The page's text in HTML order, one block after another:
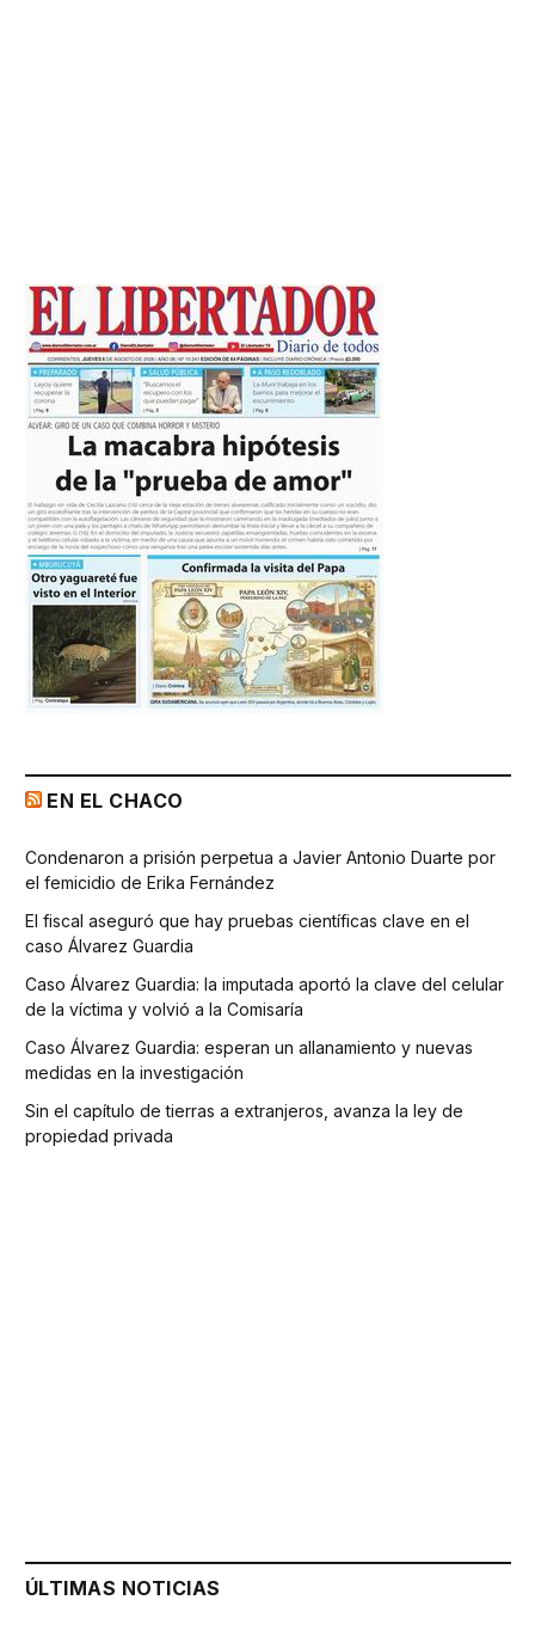
EN EL CHACO
Condenaron a prisión perpetua a Javier Antonio Duarte por
el femicidio de Erika Fernández
El fiscal aseguró que hay pruebas científicas clave en el
caso Álvarez Guardia
Caso Álvarez Guardia: la imputada aportó la clave del celular
de la víctima y volvió a la Comisaría
Caso Álvarez Guardia: esperan un allanamiento y nuevas
medidas en la investigación
Sin el capítulo de tierras a extranjeros, avanza la ley de
propiedad privada
ÚLTIMAS NOTICIAS